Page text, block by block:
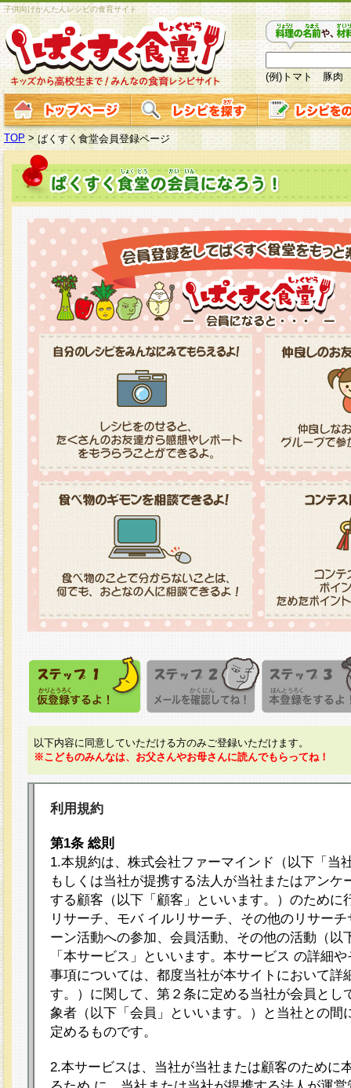
子供向けかんたんレシピの食育サイト
(例)トマト 豚肉
TOP > ぱくすく食堂会員登録ページ
以下内容に同意していただける方のみご登録いただけます。
※こどものみんなは、お父さんやお母さんに読んでもらってね！
利用規約
第1条 総則
1.本規約は、株式会社ファーマインド（以下「当
もしくは当社が提携する法人が当社またはアンケ
する顧客（以下「顧客」といいます。）のために
リサーチ、モバ イルリサーチ、その他のリサー
ーン活動への参加、会員活動、その他の活動（以
「本サービス」といいます。本サービス の詳細
事項については、都度当社が本サイトにおいて詳
す。）に関して、第２条に定める当社が会員とし
象者（以下「会員」といいます。）と当社との間
定めるものです。
2.本サービスは、当社が当社または顧客のために